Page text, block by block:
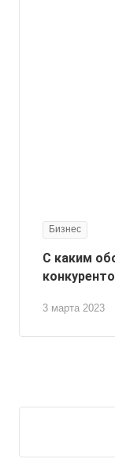
Бизнес
3 марта 2023
С каким